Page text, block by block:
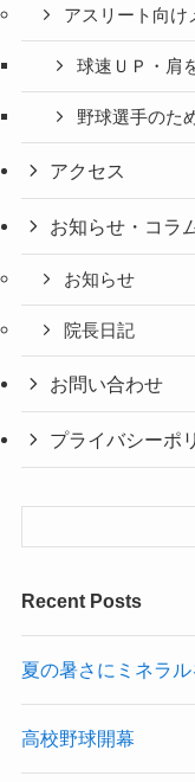
アスリート向け
球速ＵＰ・肩
野球選手のた
アクセス
お知らせ・コラ
お知らせ
院長日記
お問い合わせ
プライバシーポ
Recent Posts
夏の暑さにミネラル
高校野球開幕